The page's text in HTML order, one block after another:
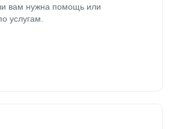
вам нужна помощь или
услугам.